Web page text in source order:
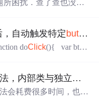
困扰．查了查也没有
写代码？delphi（用起来
－－－－－－－－pro
自动触发特定button
doClick(){ var btn
类与独立类，winform和xamarin都可以用
会耗费很多时间，也不